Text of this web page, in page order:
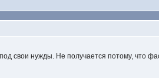
свои нужды. Не получается потому, что